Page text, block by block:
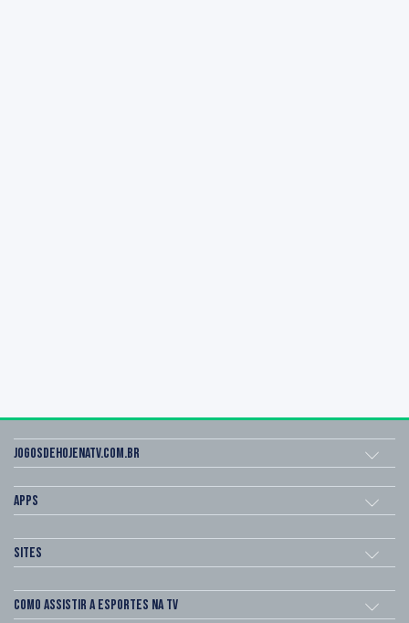
Jogosdehojenatv.com.br
Apps
Sites
Como assistir a esportes na TV